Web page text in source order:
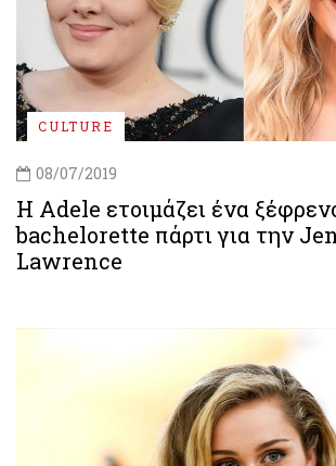
CULTURE
08/07/2019
Η Adele ετοιμάζει ένα
bachelorette πάρτι για την
Lawrence